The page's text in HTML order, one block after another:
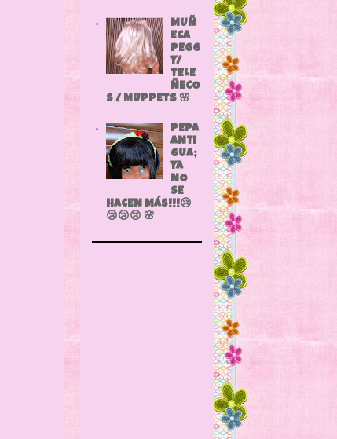
MUÑ
ECA
PEGG
Y/
TELE
ÑECO
S / MUPPETS 🌸
PEPA
ANTI
GUA;
YA
NO
SE
HACEN MÁS!!!😢
😢😢😢 🌸